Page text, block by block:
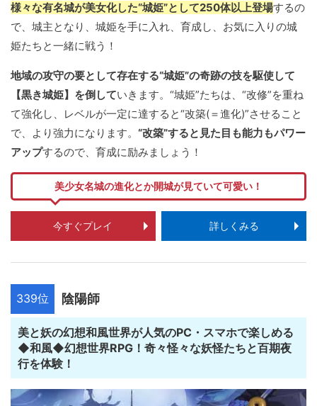
様々な有名城が美女化した“城姫”として250体以上登場するの
で、城主となり、城姫を手に入れ、育成し、お気に入りの城
姫たちと一緒に戦う！
地域の攻守の要として存在する“城姫”の奇跡の技を駆使して
【黒き城姫】を倒していきます。“城姫”たちは、“改修”を重ね
て強化し、レベルが一定に達すると“改築(＝進化)”させること
で、より強力になります。 “改築”すると見た目も能力もパワー
アップするので、育成に励みましょう！
美少女名城の進化とか開城が見ていて可愛い！
今すぐプレイ 詳しくみる
339位 陰陽師
美と妖の幻想和風世界が人気のPC・スマホで楽しめる
◆和風◆幻想世界RPG！奇々怪々な妖怪たちと百期夜
行を体験！